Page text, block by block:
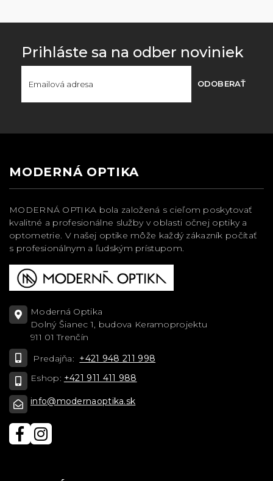
Prihláste sa na odber noviniek
ODOBERAŤ
MODERNÁ OPTIKA
MODERNÁ OPTIKA bola založená s cieľom poskytovať
kvalitné a profesionálne služby v oblasti očnej optiky a
optometrie. V našej optike môže každý zákazník počítať
s profesionálnym a ľudským prístupom.
Moderná Optika
Dolný Šianec 1, budova Keramoprojektu
911 01 Trenčín
Predajňa: +421 948 211 998
Eshop: +421 911 411 988
info@modernaoptika.sk